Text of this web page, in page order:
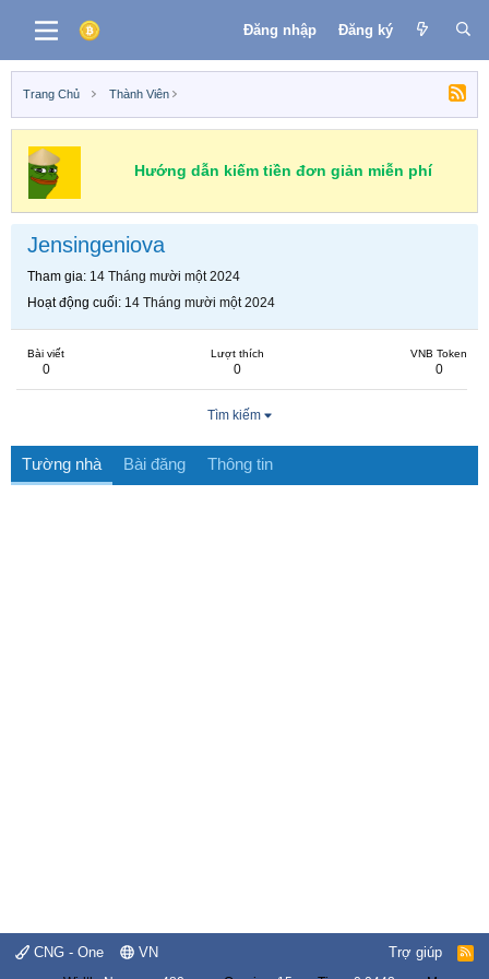
Đăng nhập Đăng ký
Trang Chủ Thành Viên
Hướng dẫn kiếm tiền đơn giản miễn phí
Jensingeniova
Tham gia 14 Tháng mười một 2024
Hoạt động cuối 14 Tháng mười một 2024
Bài viết
0
Lượt thích
0
VNB Token
0
Tìm kiếm
Tường nhà Bài đăng Thông tin
CNG - One VN Trợ giúp
R